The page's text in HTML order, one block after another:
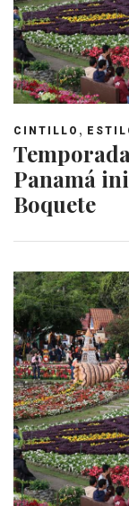
CINTILLO ,
Panamá
Boquete